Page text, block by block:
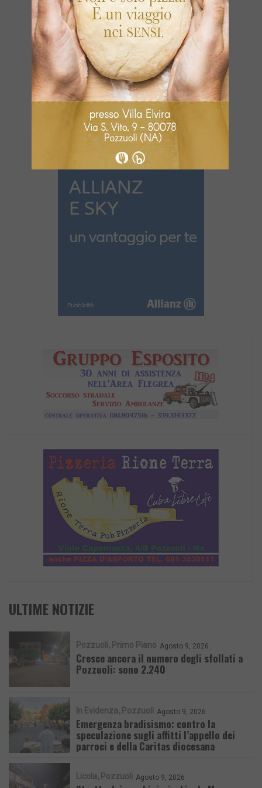
ULTIME NOTIZIE
Pozzuoli Primo Piano Agosto 9, 2026
Cresce ancora il numero degli sfollati a
Pozzuoli: sono 2.240
In Evidenza Pozzuoli Agosto 9, 2026
Emergenza bradisismo: contro la
speculazione sugli affitti l’appello dei
parroci e della Caritas diocesana
Licola Pozzuoli Agosto 9, 2026